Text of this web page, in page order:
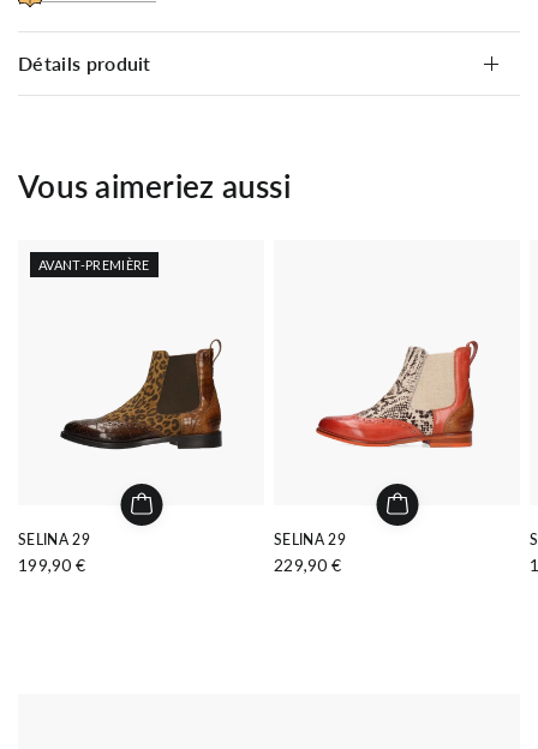
Détails produit
Vous aimeriez aussi
AVANT-PREMIÈRE
SELINA 29
199,90 €
SELINA 29
229,90 €